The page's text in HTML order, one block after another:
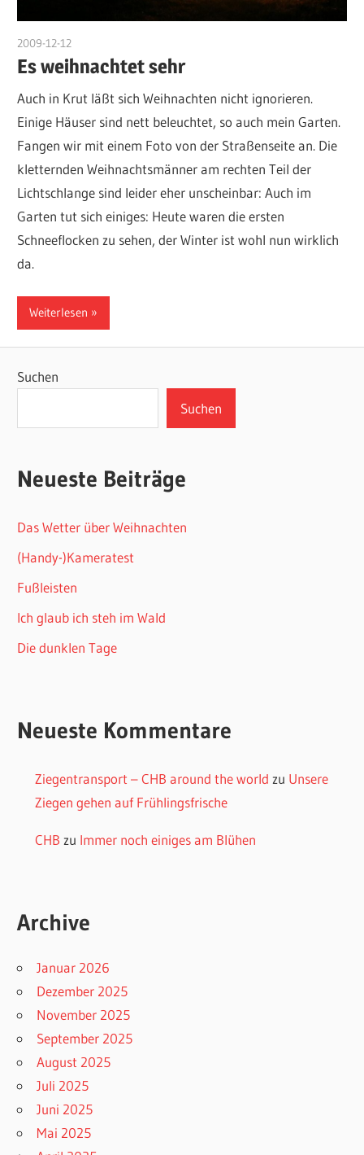
2009-12-12
Es weihnachtet sehr
Auch in Krut läßt sich Weihnachten nicht ignorieren.
Einige Häuser sind nett beleuchtet, so auch mein Garten.
Fangen wir mit einem Foto von der Straßenseite an. Die
kletternden Weihnachtsmänner am rechten Teil der
Lichtschlange sind leider eher unscheinbar: Auch im
Garten tut sich einiges: Heute waren die ersten
Schneeflocken zu sehen, der Winter ist wohl nun wirklich
da.
Weiterlesen
Suchen
Suchen
Neueste Beiträge
Das Wetter über Weihnachten
(Handy-)Kameratest
Fußleisten
Ich glaub ich steh im Wald
Die dunklen Tage
Neueste Kommentare
Ziegentransport – CHB around the world zu Unsere
Ziegen gehen auf Frühlingsfrische
CHB zu Immer noch einiges am Blühen
Archive
Januar 2026
Dezember 2025
November 2025
September 2025
August 2025
Juli 2025
Juni 2025
Mai 2025